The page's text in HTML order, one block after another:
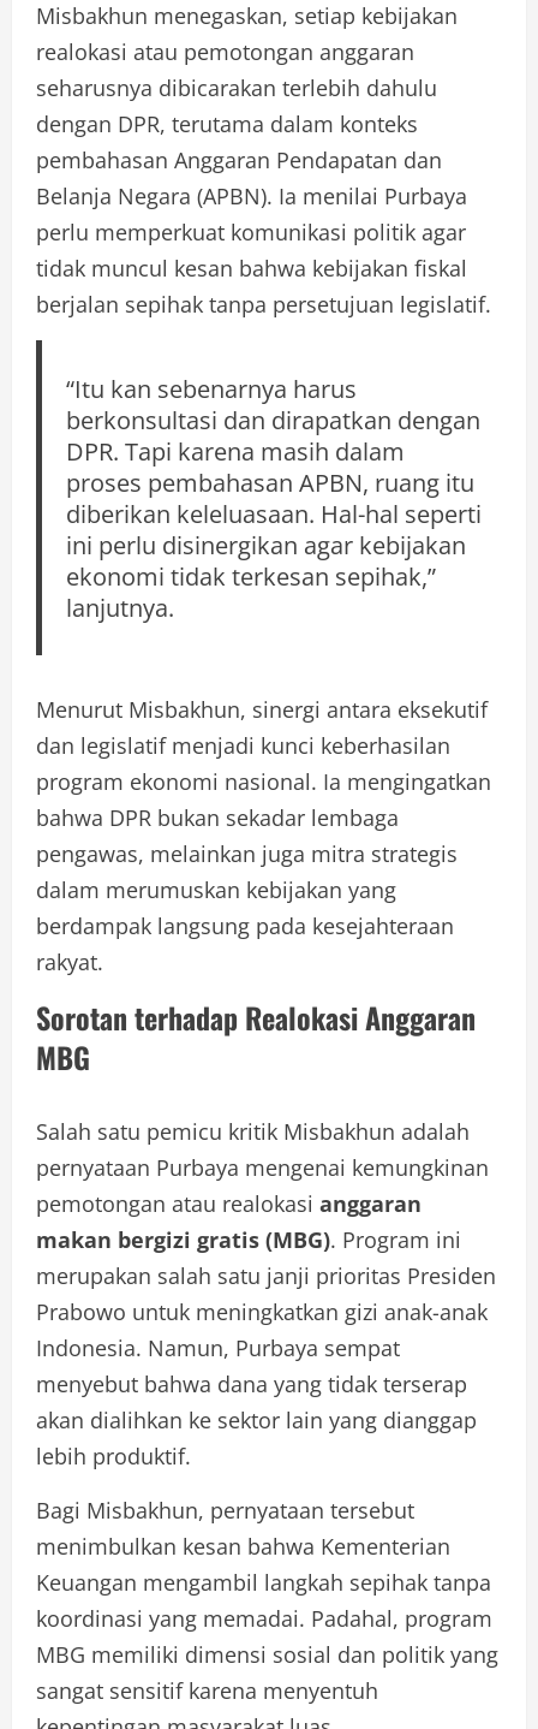
Misbakhun menegaskan, setiap kebijakan
realokasi atau pemotongan anggaran
seharusnya dibicarakan terlebih dahulu
dengan DPR, terutama dalam konteks
pembahasan Anggaran Pendapatan dan
Belanja Negara (APBN). Ia menilai Purbaya
perlu memperkuat komunikasi politik agar
tidak muncul kesan bahwa kebijakan fiskal
berjalan sepihak tanpa persetujuan legislatif.
“Itu kan sebenarnya harus
berkonsultasi dan dirapatkan dengan
DPR. Tapi karena masih dalam
proses pembahasan APBN, ruang itu
diberikan keleluasaan. Hal-hal seperti
ini perlu disinergikan agar kebijakan
ekonomi tidak terkesan sepihak,”
lanjutnya.
Menurut Misbakhun, sinergi antara eksekutif
dan legislatif menjadi kunci keberhasilan
program ekonomi nasional. Ia mengingatkan
bahwa DPR bukan sekadar lembaga
pengawas, melainkan juga mitra strategis
dalam merumuskan kebijakan yang
berdampak langsung pada kesejahteraan
rakyat.
Sorotan terhadap Realokasi Anggaran
MBG
Salah satu pemicu kritik Misbakhun adalah
pernyataan Purbaya mengenai kemungkinan
pemotongan atau realokasi anggaran
makan bergizi gratis (MBG). Program ini
merupakan salah satu janji prioritas Presiden
Prabowo untuk meningkatkan gizi anak-anak
Indonesia. Namun, Purbaya sempat
menyebut bahwa dana yang tidak terserap
akan dialihkan ke sektor lain yang dianggap
lebih produktif.
Bagi Misbakhun, pernyataan tersebut
menimbulkan kesan bahwa Kementerian
Keuangan mengambil langkah sepihak tanpa
koordinasi yang memadai. Padahal, program
MBG memiliki dimensi sosial dan politik yang
sangat sensitif karena menyentuh